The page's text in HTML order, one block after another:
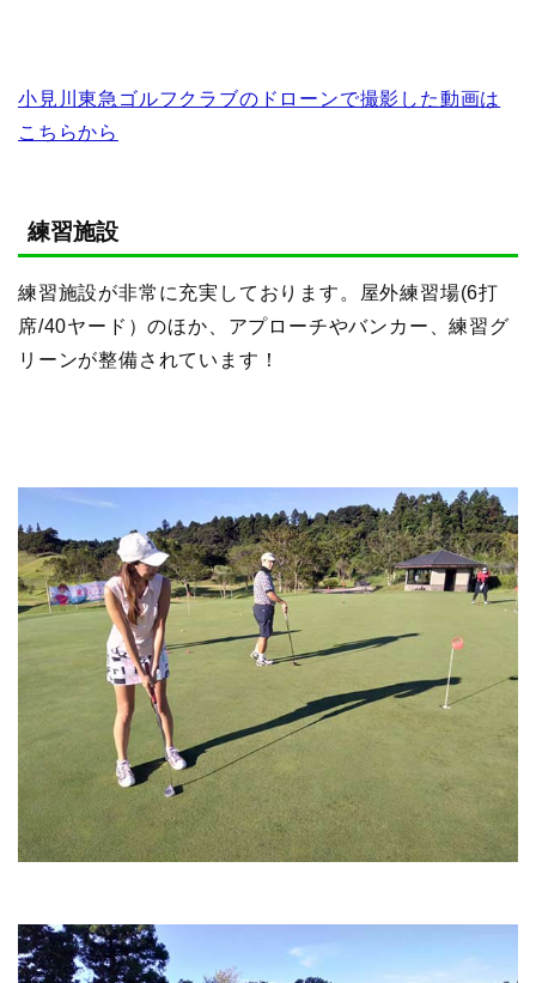
小見川東急ゴルフクラブのドローンで撮影した動画は
こちらから
練習施設
練習施設が非常に充実しております。屋外練習場(6打
席/40ヤード）のほか、アプローチやバンカー、練習グ
リーンが整備されています！